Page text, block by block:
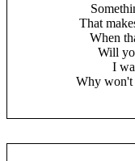
That
When
Will
I
Why won't